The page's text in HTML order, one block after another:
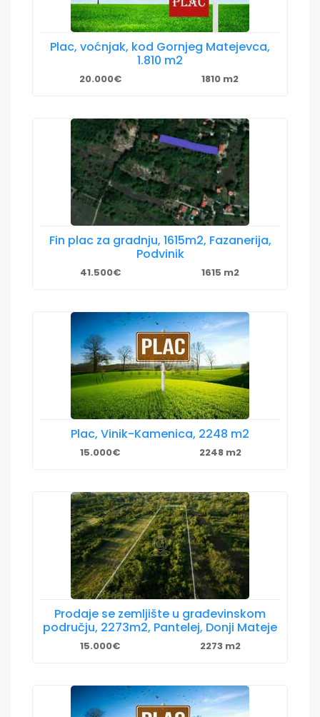
Plac, voćnjak, kod Gornjeg Matejevca,
1.810 m2
20.000€ 1810 m2
Fin plac za gradnju, 1615m2, Fazanerija,
Podvinik
41.500€ 1615 m2
Plac, Vinik-Kamenica, 2248 m2
15.000€ 2248 m2
Prodaje se zemljište u građevinskom
području, 2273m2, Pantelej, Donji Mateje
15.000€ 2273 m2